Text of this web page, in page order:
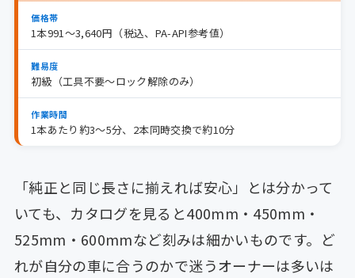
価格帯
1本991〜3,640円（税込、PA-API参考値）
難易度
初級（工具不要〜ロック解除のみ）
作業時間
1本あたり約3〜5分、2本同時交換で約10分
「純正と同じ長さに揃えれば安心」とは分かって
いても、カタログを見ると400mm・450mm・
525mm・600mmなど刻みは細かいものです。ど
れが自分の車に合うのかで迷うオーナーは多いは